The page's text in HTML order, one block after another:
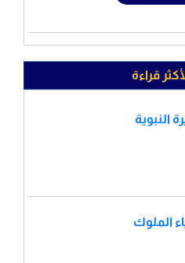
قراءة
النبوية
الملوك